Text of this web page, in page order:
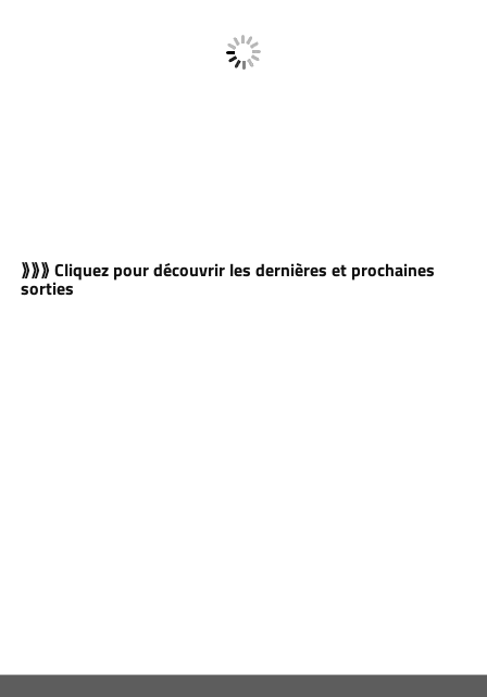
⟫⟫⟫ Cliquez pour découvrir les dernières et prochaines
sorties